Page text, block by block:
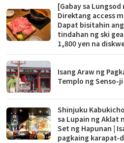
[Gabay sa Lungsod
Direktang access
Dapat bisitahin
tindahan ng ski
1,800 yen na
Isang Araw ng
Templo ng Senso-ji
Shinjuku
sa Lupain ng Aklat
Set ng Hapunan |
pagkaing karapat-